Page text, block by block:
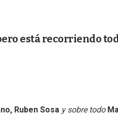
está recorriendo
Ruben Sosa y sobre todo